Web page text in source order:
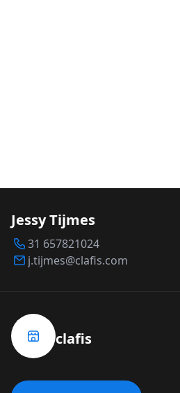
Jessy Tijmes
31 657821024
j.tijmes@clafis.com
clafis